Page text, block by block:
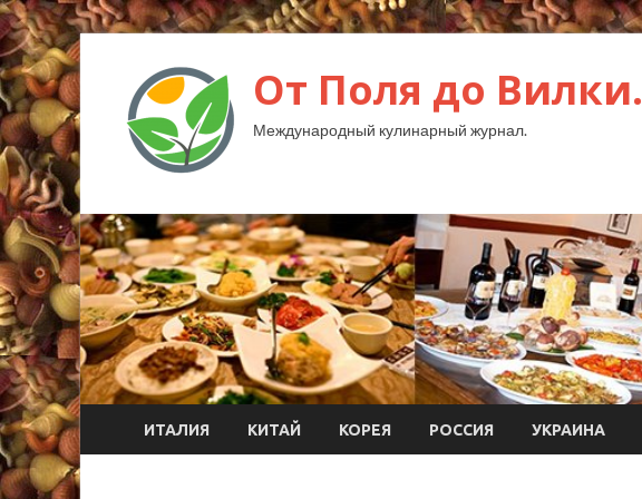
От Поля до Вилки.
Международный кулинарный журнал.
ИТАЛИЯ КИТАЙ КОРЕЯ РОССИЯ УКРАИНА